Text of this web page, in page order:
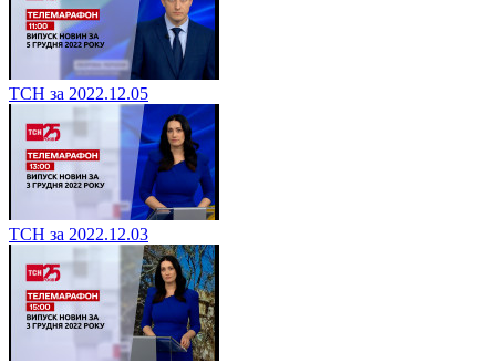
ТСН за 2022.12.05
ТСН за 2022.12.03